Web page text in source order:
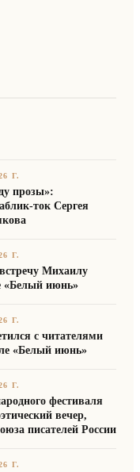
Г.
прозы»:
ток Сергея
Г.
Михаилу
«Белый июнь»
Г.
с читателями
«Белый июнь»
Г.
фестиваля
вечер,
писателей России
Г.